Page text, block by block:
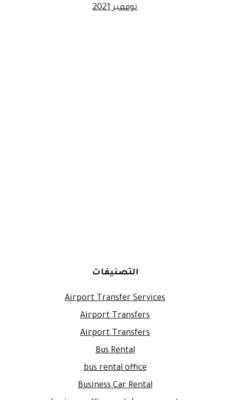
نوفمبر 2021
التصنيفات
Airport Transfer Services
Airport Transfers
Airport Transfers
Bus Rental
bus rental office
Business Car Rental